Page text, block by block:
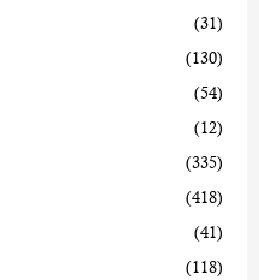
(31)
(130)
(54)
(12)
(335)
(418)
(41)
(118)